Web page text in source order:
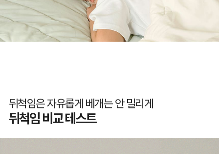
뒤척임은 자유롭게 베개는 안 밀리게
뒤척임 비교 테스트